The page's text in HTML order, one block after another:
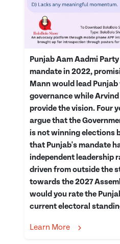
Punjab Aam Aadmi
mandate in 2022,
Mann would lead
governance while
provide the vision. Four
argue that the
is not winning elections
that Punjab's mandate
independent leadership
driven from outside the
towards the 2027
would you rate the
current electoral
Learn More